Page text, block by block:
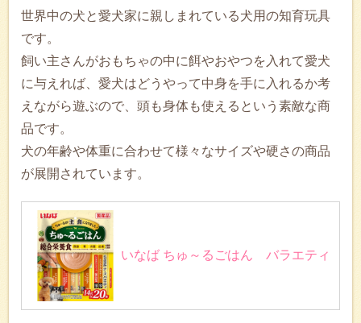
世界中の犬と愛犬家に親しまれている犬用の知育玩具
です。
飼い主さんがおもちゃの中に餌やおやつを入れて愛犬
に与えれば、愛犬はどうやって中身を手に入れるか考
えながら遊ぶので、頭も身体も使えるという素敵な商
品です。
犬の年齢や体重に合わせて様々なサイズや硬さの商品
が展開されています。
いなば ちゅ～るごはん バラエティ